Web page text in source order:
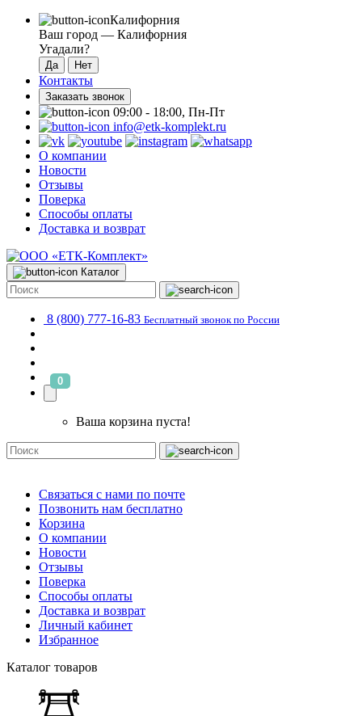
Калифорния
Ваш город — Калифорния
Угадали?
Контакты
Заказать звонок
09:00 - 18:00, Пн-Пт
info@etk-komplekt.ru
О компании
Новости
Отзывы
Поверка
Способы оплаты
Доставка и возврат
Каталог
8 (800) 777-16-83 Бесплатный звонок по России
0
Ваша корзина пуста!
Связаться с нами по почте
Позвонить нам бесплатно
Корзина
О компании
Новости
Отзывы
Поверка
Способы оплаты
Доставка и возврат
Личный кабинет
Избранное
Каталог товаров